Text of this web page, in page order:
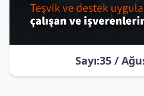
Sayı:35 /